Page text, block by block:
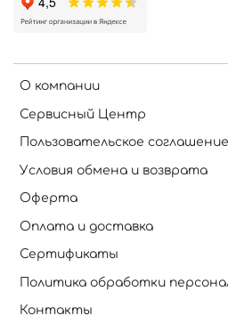
О компании
Сервисный Центр
Пользовательское соглашение
Условия обмена и возврата
Оферта
Оплата и доставка
Сертификаты
Политика обработки
Контакты